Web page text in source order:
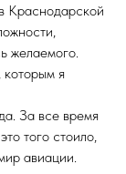
Краснодарской
желаемого.
которым я
За все время
того стоило,
авиации.